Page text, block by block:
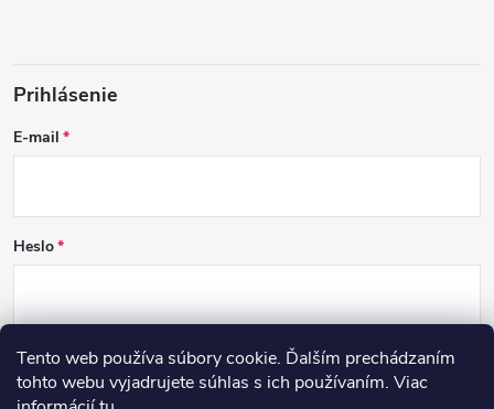
Tento web používa súbory cookie. Ďalším prechádzaním
tohto webu vyjadrujete súhlas s ich používaním. Viac
Prihlásenie
E-mail
Heslo
PRIHLÁSIŤ SA